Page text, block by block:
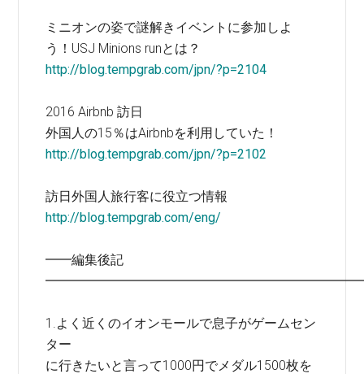
ミニオンの姿で謎解きイベントに参加しよ
う！USJ Minions runとは？
http://blog.tempgrab.com/jpn/?p=2104
2016 Airbnb 訪日
外国人の15％はAirbnbを利用していた！
http://blog.tempgrab.com/jpn/?p=2102
訪日外国人旅行客に役立つ情報
http://blog.tempgrab.com/eng/
━━編集後記
1.よく近くのイオンモールで息子がゲームセン
ター
に行きたいと言って1000円でメダル1500枚を